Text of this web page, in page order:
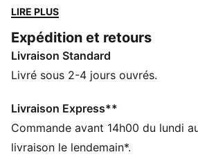
enfilage bien plus facile. La semelle
les détails en colourblock ajoutent
peps à ton look.
CARACTÉRISTIQUES + AVANTAGES
de matériaux recyclés
SOFTFOAM+ : semelle intérieure
pour offrir un amorti doux grâce à
LIRE PLUS
Expédition et retours
Livraison Standard
Livré sous 2-4 jours ouvrés.
Livraison Express**
Commande avant 14h00 du lundi
livraison le lendemain*.